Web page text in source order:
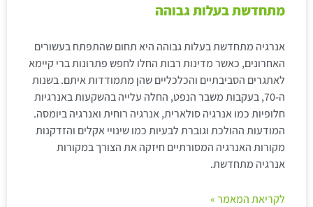
מתחדשת בעלות גבוהה
אנרגיה מתחדשת בעלות גבוהה היא תחום שהתפתח בעשורים
האחרונים, כאשר מדינות רבות החלו לחפש פתרונות ברי קיימא
לאתגרים הסביבתיים והכלכליים שהן מתמודדות איתם. בשנות
ה-70, בעקבות משבר הנפט, החלה עלייה בהשקעות באנרגיות
חלופיות כמו אנרגיה סולארית, אנרגיה רוחית ואנרגיה ביומסה.
המודעות ההולכת וגוברת לבעיות כמו שינויי אקלים והזדקנות
מקורות האנרגיה המסורתיים חיזקה את הצורך במקורות
אנרגיה מתחדשת.
לקריאת המאמר »